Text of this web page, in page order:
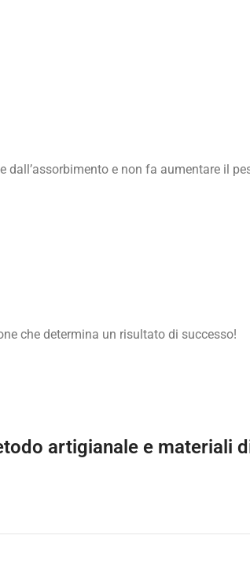
e non fa aumentare il
che determina un risultato di successo!
artigianale e materiali